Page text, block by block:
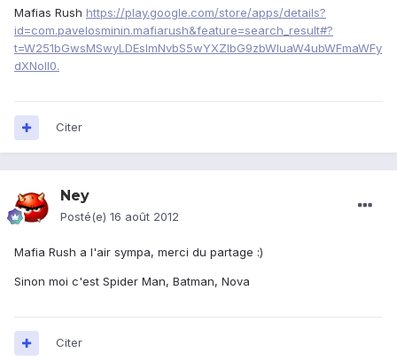
Mafias Rush https://play.google.com/store/apps/details?
id=com.pavelosminin.mafiarush&feature=search_result#?
t=W251bGwsMSwyLDEsImNvbS5wYXZlbG9zbWluaW4ubWFmaWFy
dXNoIl0.
Citer
Ney
Posté(e) 16 août 2012
Mafia Rush a l'air sympa, merci du partage :)
Sinon moi c'est Spider Man, Batman, Nova
Citer